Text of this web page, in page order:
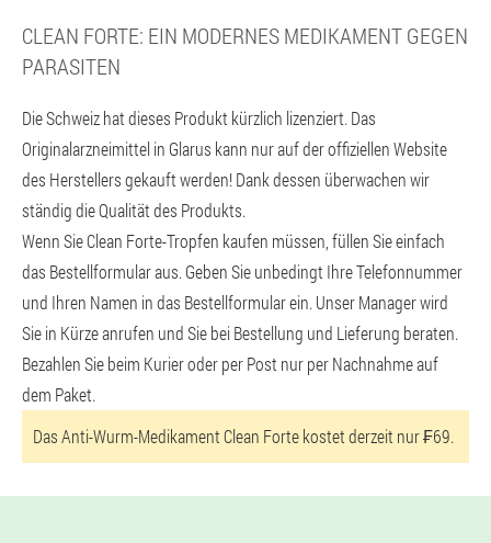
CLEAN FORTE: EIN MODERNES MEDIKAMENT GEGEN
PARASITEN
Die Schweiz hat dieses Produkt kürzlich lizenziert. Das
Originalarzneimittel in Glarus kann nur auf der offiziellen Website
des Herstellers gekauft werden! Dank dessen überwachen wir
ständig die Qualität des Produkts.
Wenn Sie Clean Forte-Tropfen kaufen müssen, füllen Sie einfach
das Bestellformular aus. Geben Sie unbedingt Ihre Telefonnummer
und Ihren Namen in das Bestellformular ein. Unser Manager wird
Sie in Kürze anrufen und Sie bei Bestellung und Lieferung beraten.
Bezahlen Sie beim Kurier oder per Post nur per Nachnahme auf
dem Paket.
Das Anti-Wurm-Medikament Clean Forte kostet derzeit nur ₣69.